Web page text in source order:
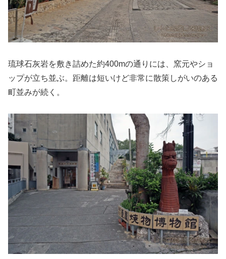
琉球石灰岩を敷き詰めた約400mの通りには、窯元やショ
ップが立ち並ぶ。距離は短いけど非常に散策しがいのある
町並みが続く。